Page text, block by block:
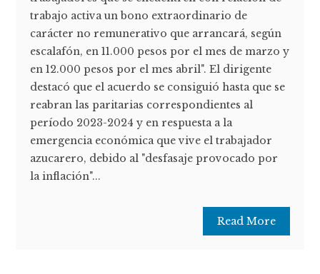
trabajo activa un bono extraordinario de
carácter no remunerativo que arrancará, según
escalafón, en 11.000 pesos por el mes de marzo y
en 12.000 pesos por el mes abril". El dirigente
destacó que el acuerdo se consiguió hasta que se
reabran las paritarias correspondientes al
período 2023-2024 y en respuesta a la
emergencia económica que vive el trabajador
azucarero, debido al "desfasaje provocado por
la inflación"...
Read More